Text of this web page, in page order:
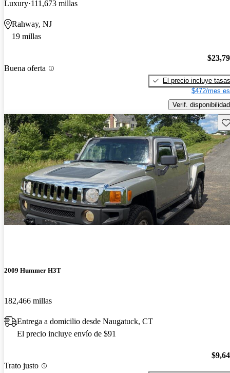
Luxury 111,673 millas
Rahway, NJ
19 millas
Buena oferta
El precio incluye tasas
$472/mes
Verif. disponibilidad
2009 Hummer H3T
182,466 millas
Entrega a domicilio desde Naugatuck, CT
El precio incluye envío de $91
Trato justo